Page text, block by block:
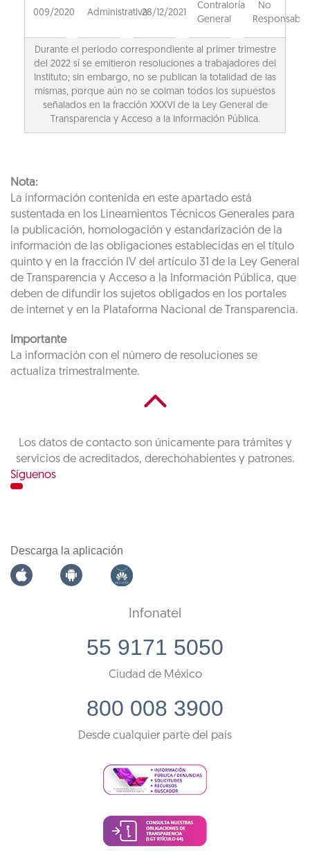
009/2020 Administrativa28/12/2021
Contraloría
General
No
Responsable
Durante el periodo correspondiente al primer trimestre
del 2022 sí se emitieron resoluciones a trabajadores del
Instituto; sin embargo, no se publican la totalidad de las
mismas, porque aún no se colman todos los supuestos
señalados en la fracción XXXVI de la Ley General de
Transparencia y Acceso a la Información Pública.
Nota:
La información contenida en este apartado está
sustentada en los Lineamientos Técnicos Generales para
la publicación, homologación y estandarización de la
información de las obligaciones establecidas en el título
quinto y en la fracción IV del artículo 31 de la Ley General
de Transparencia y Acceso a la Información Pública, que
deben de difundir los sujetos obligados en los portales
de internet y en la Plataforma Nacional de Transparencia.
Importante
La información con el número de resoluciones se
actualiza trimestralmente.
Los datos de contacto son únicamente para trámites y
servicios de acreditados, derechohabientes y patrones.
Síguenos
Descarga la aplicación
Infonatel
55 9171 5050
Ciudad de México
800 008 3900
Desde cualquier parte del país